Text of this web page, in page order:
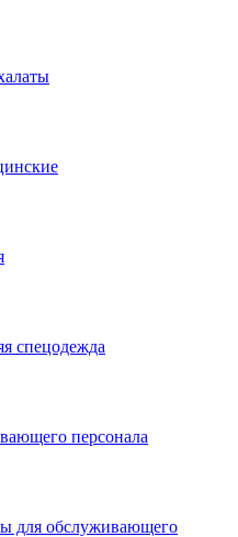
спецодежда
персонала
для обслуживающего